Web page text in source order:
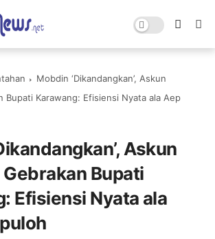
Mobdin ‘Dikandangkan’, Askun
Bupati Karawang: Efisiensi Nyata ala Aep
Askun
Bupati
Efisiensi Nyata ala